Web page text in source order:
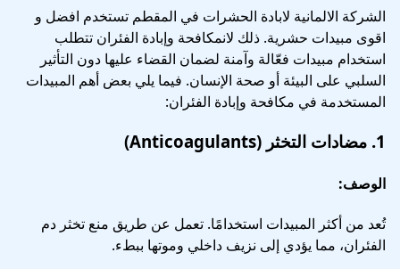
الشركة الالمانية لابادة الحشرات في المقطم تستخدم افضل و
اقوى مبيدات حشرية. ذلك لانمكافحة وإبادة الفئران تتطلب
استخدام مبيدات فعّالة وآمنة لضمان القضاء عليها دون التأثير
السلبي على البيئة أو صحة الإنسان. فيما يلي بعض أهم المبيدات
المستخدمة في مكافحة وإبادة الفئران:
1. مضادات التخثر (Anticoagulants)
الوصف:
تُعد من أكثر المبيدات استخدامًا. تعمل عن طريق منع تخثر دم
الفئران، مما يؤدي إلى نزيف داخلي وموتها ببطء.